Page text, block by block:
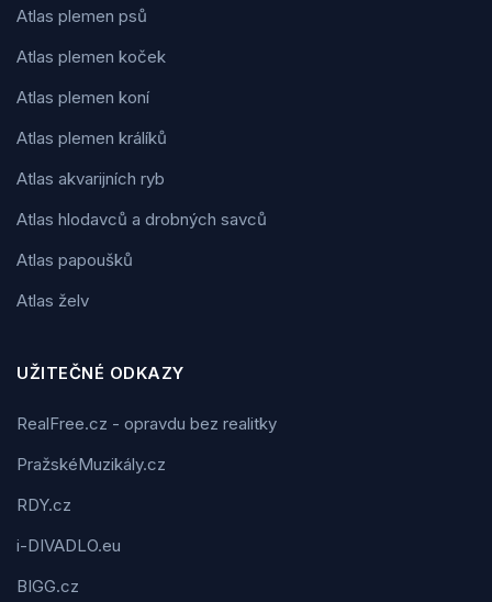
Atlas plemen psů
Atlas plemen koček
Atlas plemen koní
Atlas plemen králíků
Atlas akvarijních ryb
Atlas hlodavců a drobných savců
Atlas papoušků
Atlas želv
UŽITEČNÉ ODKAZY
RealFree.cz - opravdu bez realitky
PražskéMuzikály.cz
RDY.cz
i-DIVADLO.eu
BIGG.cz